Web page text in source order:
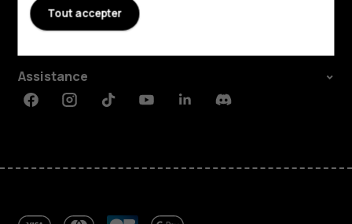
À propos
Assistance
FacebookInstagramTiktokYoutubeLinkedinDiscord
Tout accepter